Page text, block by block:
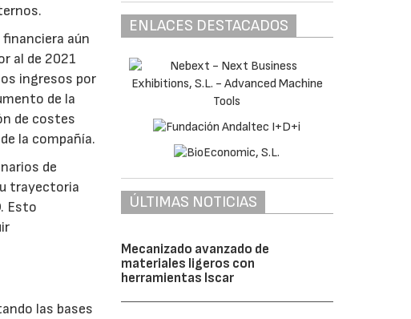
aún
al de 2021
ingresos por
de la
de costes
la compañía.
de
trayectoria
Esto
las bases
ENLACES DESTACADOS
ÚLTIMAS NOTICIAS
Mecanizado avanzado de
materiales ligeros con
herramientas Iscar